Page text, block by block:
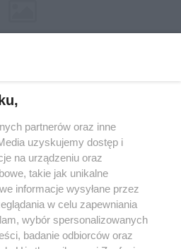
nie może być powielany i
w jakikolwiek sposób (w
na jakimkolwiek polu
włącznie z umieszczaniem w Internecie
Jakiekolwiek użycie lub
lub w części z naruszeniem prawa, tzn.
pod groźbą kary i może być ścigane
partnerów oraz inne
uzyskujemy dostęp i
na urządzeniu oraz
takie jak unikalne
informacje wysyłane przez
w celu zapewniania
wybór spersonalizowanych
badanie odbiorców oraz